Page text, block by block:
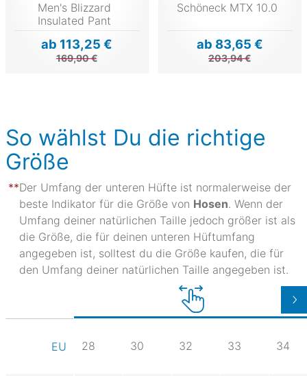
Men's Blizzard
Insulated Pant
ab 113,25 €
169,90 €
Schöneck MTX 10.0
ab 83,65 €
203,94 €
So wählst Du die richtige
Größe
Der Umfang der unteren Hüfte ist normalerweise der
beste Indikator für die Größe von Hosen. Wenn der
Umfang deiner natürlichen Taille jedoch größer ist als
die Größe, die für deinen unteren Hüftumfang
angegeben ist, solltest du die Größe kaufen, die für
den Umfang deiner natürlichen Taille angegeben ist.
EU 28 30 32 33 34